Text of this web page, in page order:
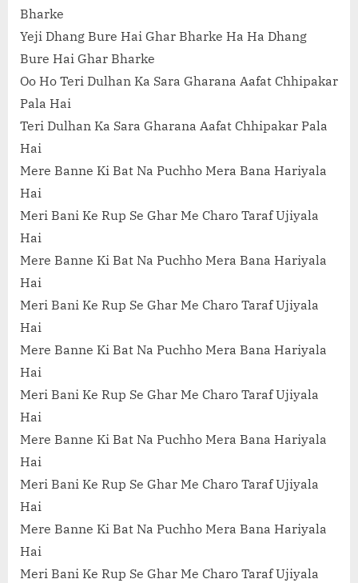
Bharke
Yeji Dhang Bure Hai Ghar Bharke Ha Ha Dhang
Bure Hai Ghar Bharke
Oo Ho Teri Dulhan Ka Sara Gharana Aafat Chhipakar
Pala Hai
Teri Dulhan Ka Sara Gharana Aafat Chhipakar Pala
Hai
Mere Banne Ki Bat Na Puchho Mera Bana Hariyala
Hai
Meri Bani Ke Rup Se Ghar Me Charo Taraf Ujiyala
Hai
Mere Banne Ki Bat Na Puchho Mera Bana Hariyala
Hai
Meri Bani Ke Rup Se Ghar Me Charo Taraf Ujiyala
Hai
Mere Banne Ki Bat Na Puchho Mera Bana Hariyala
Hai
Meri Bani Ke Rup Se Ghar Me Charo Taraf Ujiyala
Hai
Mere Banne Ki Bat Na Puchho Mera Bana Hariyala
Hai
Meri Bani Ke Rup Se Ghar Me Charo Taraf Ujiyala
Hai
Mere Banne Ki Bat Na Puchho Mera Bana Hariyala
Hai
Meri Bani Ke Rup Se Ghar Me Charo Taraf Ujiyala